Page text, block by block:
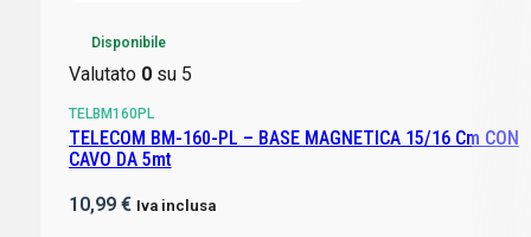
Disponibile
Valutato 0su 5
TELBM160PL
TELECOM BM-160-PL – BASE MAGNETICA 15/16 Cm CON
CAVO DA 5mt
10,99 € Iva inclusa